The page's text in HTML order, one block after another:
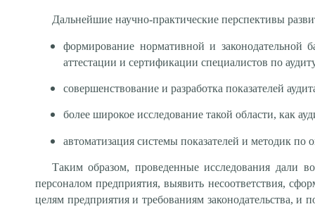
Дальнейшие научно-практические перспективы
формирование нормативной и законодательной
аттестации и сертификации специалистов по
совершенствование и разработка показателей
более широкое исследование такой области, как
автоматизация системы показателей и методик
Таким образом, проведенные исследования дали
персоналом предприятия, выявить несоответствия,
целям предприятия и требованиям законодательства,